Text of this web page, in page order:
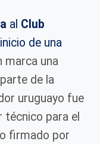
al Club
de una
marca una
de la
uruguayo fue
técnico para el
firmado por